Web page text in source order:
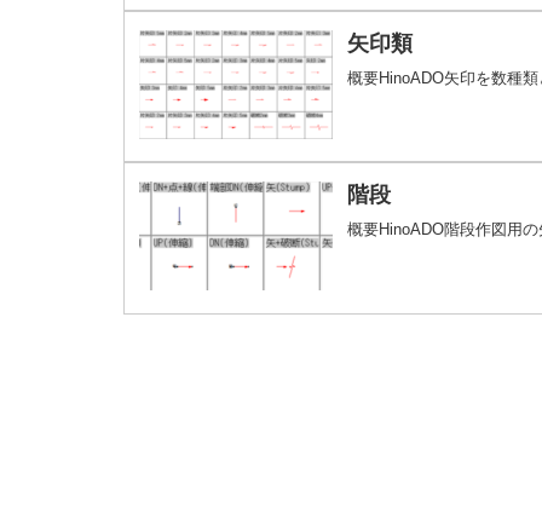
矢印類
概要HinoADO矢印を数種
階段
概要HinoADO階段作図用